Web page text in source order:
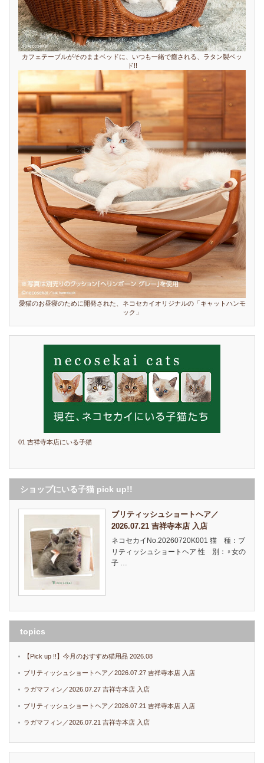
カフェテーブルがそのままベッドに、いつも一緒で癒される、ラタン製ベッ
ド!!
愛猫のお昼寝のために開発された、ネコセカイオリジナルの「キャットハンモ
ック」
01 吉祥寺本店にいる子猫
ショップにいる子猫 pick up!!
ブリティッシュショートヘア／
2026.07.21 吉祥寺本店 入店
ネコセカイNo.20260720K001 猫 種：ブ
リティッシュショートヘア 性 別：♀女の
子 …
topics
【Pick up !!】今月のおすすめ猫用品 2026.08
ブリティッシュショートヘア／2026.07.27 吉祥寺本店 入店
ラガマフィン／2026.07.27 吉祥寺本店 入店
ブリティッシュショートヘア／2026.07.21 吉祥寺本店 入店
ラガマフィン／2026.07.21 吉祥寺本店 入店